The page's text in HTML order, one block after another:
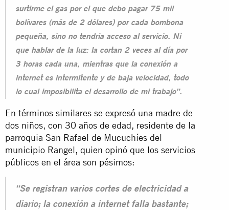
surtirme el gas por el que debo pagar 75 mil
bolívares (más de 2 dólares) por cada bombona
pequeña, sino no tendría acceso al servicio. Ni
que hablar de la luz: la cortan 2 veces al día por
3 horas cada una, mientras que la conexión a
internet es intermitente y de baja velocidad, todo
lo cual imposibilita el desarrollo de mi trabajo”.
En términos similares se expresó una madre de
dos niños, con 30 años de edad, residente de la
parroquia San Rafael de Mucuchíes del
municipio Rangel, quien opinó que los servicios
públicos en el área son pésimos:
“Se registran varios cortes de electricidad a
diario; la conexión a internet falla bastante;